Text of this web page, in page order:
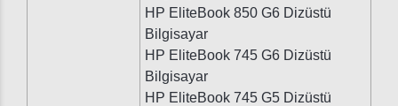
HP EliteBook 850 G6 Dizüstü
Bilgisayar
HP EliteBook 745 G6 Dizüstü
Bilgisayar
HP EliteBook 745 G5 Dizüstü